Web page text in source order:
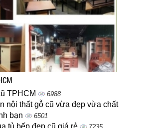
TPHCM 6988
nội thất gỗ cũ vừa đẹp vừa chất
bạn
6501
tủ bếp đẹp cũ giá rẻ